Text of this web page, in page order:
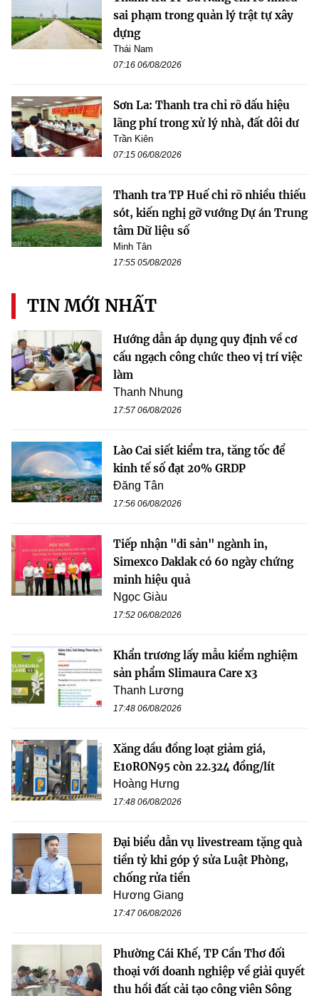
sai phạm trong quản lý trật tự xây
dựng
Thái Nam
07:16 06/08/2026
Sơn La: Thanh tra chỉ rõ dấu hiệu
lãng phí trong xử lý nhà, đất dôi dư
Trần Kiên
07:15 06/08/2026
Thanh tra TP Huế chỉ rõ nhiều thiếu
sót, kiến nghị gỡ vướng Dự án Trung
tâm Dữ liệu số
Minh Tân
17:55 05/08/2026
TIN MỚI NHẤT
Hướng dẫn áp dụng quy định về cơ
cấu ngạch công chức theo vị trí việc
làm
Thanh Nhung
17:57 06/08/2026
Lào Cai siết kiểm tra, tăng tốc để
kinh tế số đạt 20% GRDP
Đăng Tân
17:56 06/08/2026
Tiếp nhận "di sản" ngành in,
Simexco Daklak có 60 ngày chứng
minh hiệu quả
Ngọc Giàu
17:52 06/08/2026
Khẩn trương lấy mẫu kiểm nghiệm
sản phẩm Slimaura Care x3
Thanh Lương
17:48 06/08/2026
Xăng dầu đồng loạt giảm giá,
E10RON95 còn 22.324 đồng/lít
Hoàng Hưng
17:48 06/08/2026
Đại biểu dẫn vụ livestream tặng quà
tiền tỷ khi góp ý sửa Luật Phòng,
chống rửa tiền
Hương Giang
17:47 06/08/2026
Phường Cái Khế, TP Cần Thơ đối
thoại với doanh nghiệp về giải quyết
thu hồi đất cải tạo công viên Sông